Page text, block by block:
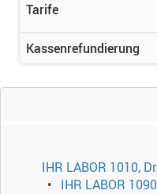
Tarife
Kassenrefundierung
IHR LABOR 1010,
IHR LABOR